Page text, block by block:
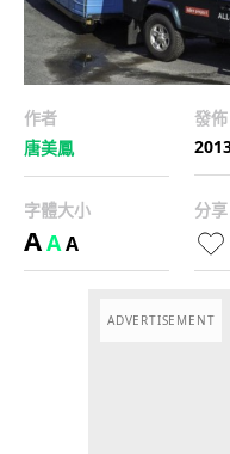
作者
唐美鳳
發
字體大小
AAA
分享
ADVERTISEMENT